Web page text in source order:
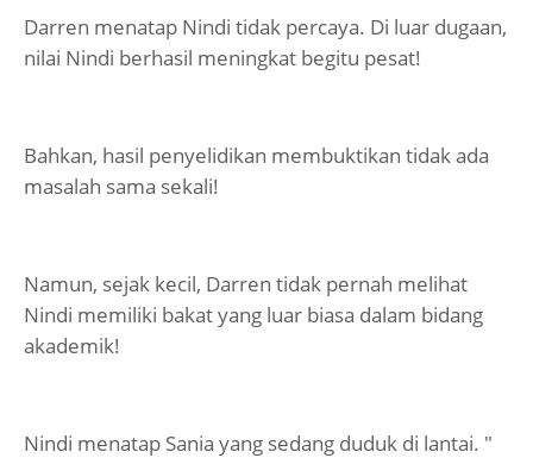
Darren menatap Nindi tidak percaya. Di luar dugaan,
nilai Nindi berhasil meningkat begitu pesat!
Bahkan, hasil penyelidikan membuktikan tidak ada
masalah sama sekali!
Namun, sejak kecil, Darren tidak pernah melihat
Nindi memiliki bakat yang luar biasa dalam bidang
akademik!
Nindi menatap Sania yang sedang duduk di lantai. "